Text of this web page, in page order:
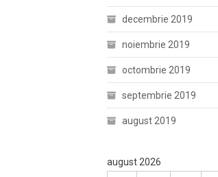
decembrie 2019
noiembrie 2019
octombrie 2019
septembrie 2019
august 2019
august 2026